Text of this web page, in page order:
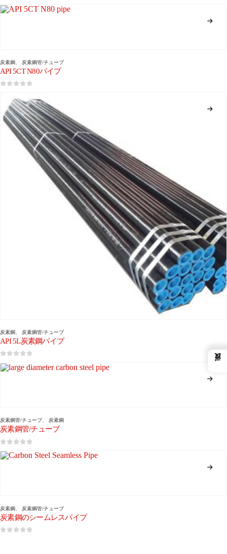
炭素鋼 炭素鋼管/チューブ
API 5CT N80パイプ
炭素鋼 炭素鋼管/チューブ
API 5L炭素鋼パイプ
炭素鋼管/チューブ、 炭素鋼
炭素鋼管/チューブ
炭素鋼 炭素鋼管/チューブ
炭素鋼のシームレスパイプ
←